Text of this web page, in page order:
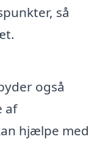
så
også
af
hjælpe med